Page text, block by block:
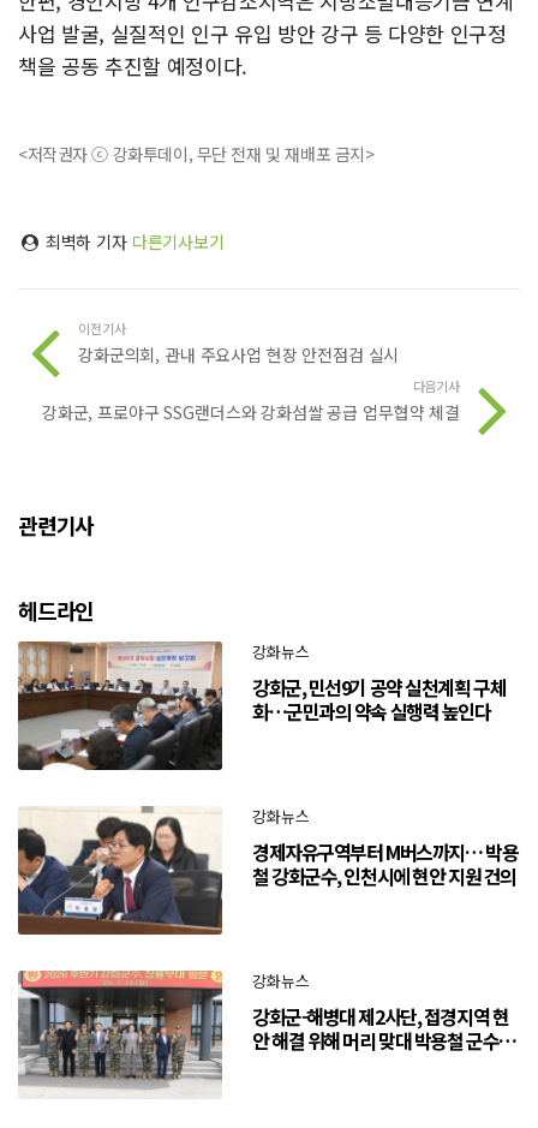
사업 발굴, 실질적인 인구 유입 방안 강구 등 다양한 인구정
책을 공동 추진할 예정이다.
<저작권자 ⓒ 강화투데이, 무단 전재 및 재배포 금지>
최벽하 기자 다른기사보기
이전기사
강화군의회, 관내 주요사업 현장 안전점검 실시
다음기사
강화군, 프로야구 SSG랜더스와 강화섬쌀 공급 업무협약 체결
관련기사
헤드라인
강화뉴스
강화군, 민선9기 공약 실천계획 구체
화…군민과의 약속 실행력 높인다
강화뉴스
경제자유구역부터 M버스까지… 박용
철 강화군수, 인천시에 현안 지원 건의
강화뉴스
강화군-해병대 제2사단, 접경지역 현
안 해결 위해 머리 맞대 박용철 군수